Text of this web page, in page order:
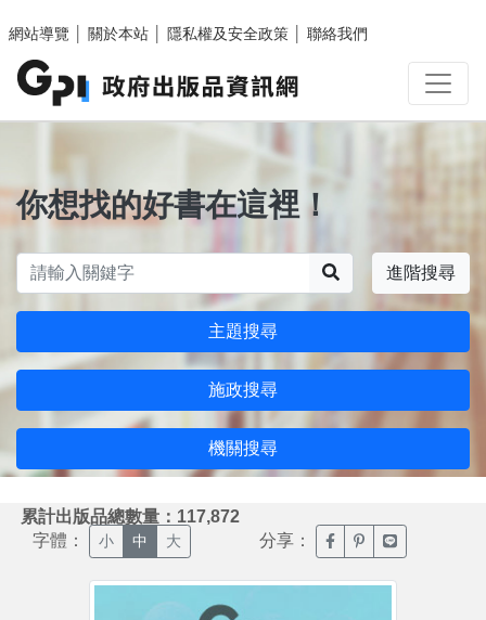
網站導覽
關於本站 隱私權及安全政策 聯絡我們
你想找的好書在這裡！
進階搜尋
主題搜尋
施政搜尋
機關搜尋
累計出版品總數量：117,872
字體： 小 中 大 分享： 臉書分享(另開新視窗)
噗浪分享(另開新
Line分享(另